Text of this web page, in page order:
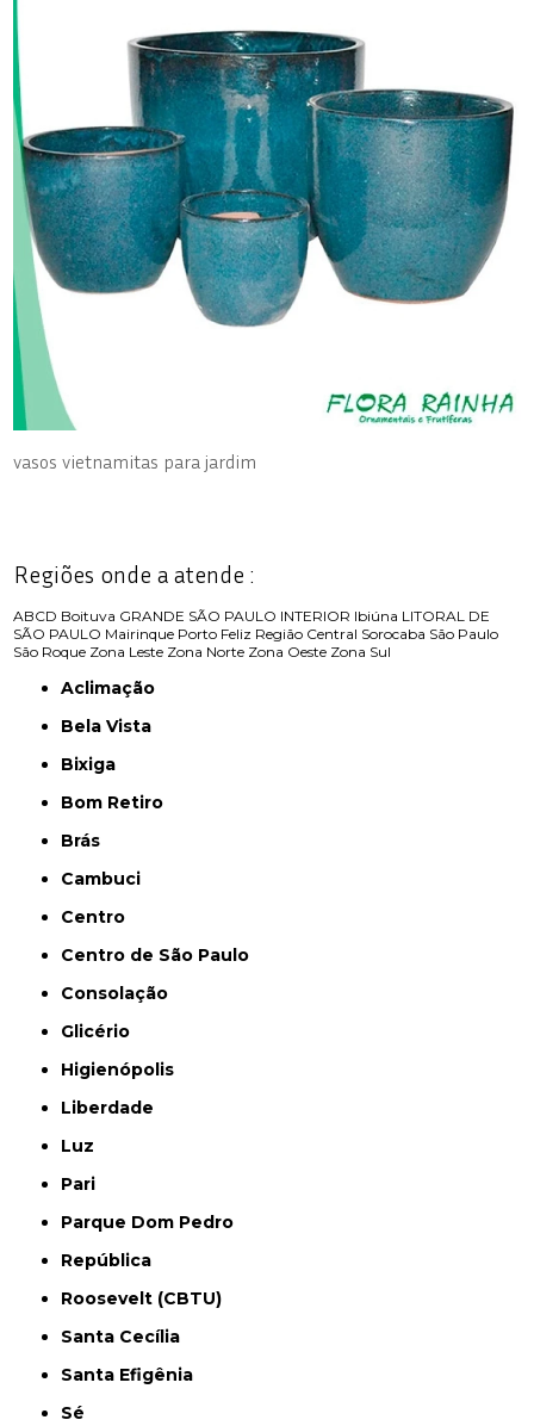
vasos vietnamitas para jardim
Regiões onde a atende :
ABCD Boituva GRANDE SÃO PAULO INTERIOR Ibiúna LITORAL DE
SÃO PAULO Mairinque Porto Feliz Região Central Sorocaba São Paulo
São Roque Zona Leste Zona Norte Zona Oeste Zona Sul
Aclimação
Bela Vista
Bixiga
Bom Retiro
Brás
Cambuci
Centro
Centro de São Paulo
Consolação
Glicério
Higienópolis
Liberdade
Luz
Pari
Parque Dom Pedro
República
Roosevelt (CBTU)
Santa Cecília
Santa Efigênia
Sé